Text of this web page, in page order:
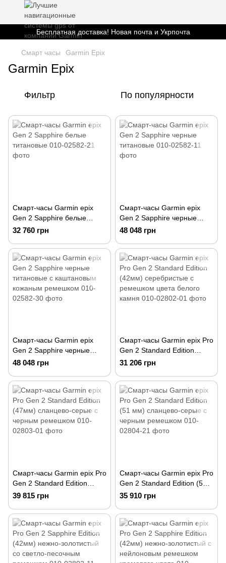
Бесплатная доставка! Новая почта и Укрпочта
Смарт часы Garmin Epix
Garmin Epix
Фильтр По популярности
Смарт-часы Garmin epix
Gen 2 Sapphire белые
титановые
32 760 грн
Смарт-часы Garmin epix
Gen 2 Sapphire черные
титановые
48 048 грн
Смарт-часы Garmin epix
Gen 2 Sapphire черные
титановые с каштановым
48 048 грн
Смарт-часы Garmin epix Pro
Gen 2 Standard Edition
(42мм) серебристые с
камня
31 206 грн
Смарт-часы Garmin epix Pro
Gen 2 Standard Edition
(47мм) сланцево-серые с
39 815 грн
Смарт-часы Garmin epix Pro
Gen 2 Standard Edition (51
мм) сланцево-серые с
35 910 грн